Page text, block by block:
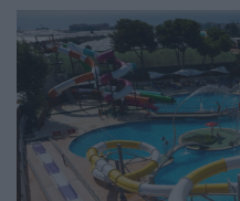
Amor i relacions
Carnet Jove
Tecnologia:
Sobrevia.net
Mitjà associata